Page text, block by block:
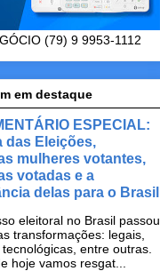
(79) 9 9953-1112
em destaque
ESPECIAL:
das Eleições,
mulheres votantes,
votadas e a
delas para o Brasil
eleitoral no Brasil passou
transformações: legais,
entre outras.
hoje vamos resgat...